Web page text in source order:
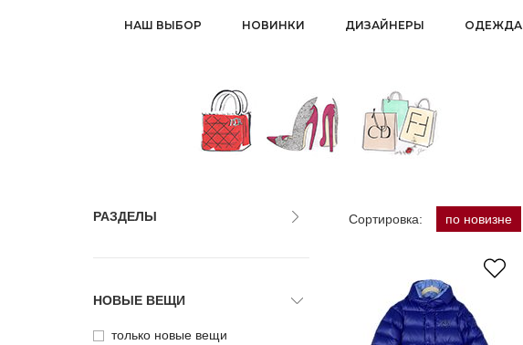
НАШ ВЫБОР НОВИНКИ ДИЗАЙНЕРЫ ОДЕЖДА
РАЗДЕЛЫ
НОВЫЕ ВЕЩИ
только новые вещи
Сортировка: по новизне